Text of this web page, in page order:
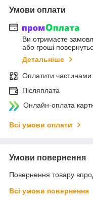
Умови оплати
Ви отримаєте
або гроші
Детальніше
Оплатити частинами
Післяплата
Онлайн-оплата
Всі умови оплати
Умови повернення
Повернення товару
Всі умови повернення